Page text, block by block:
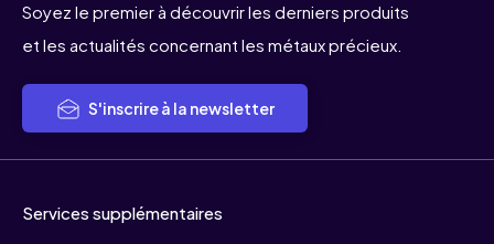
Soyez le premier à découvrir les derniers produits
et les actualités concernant les métaux précieux.
S'inscrire à la newsletter
Services supplémentaires